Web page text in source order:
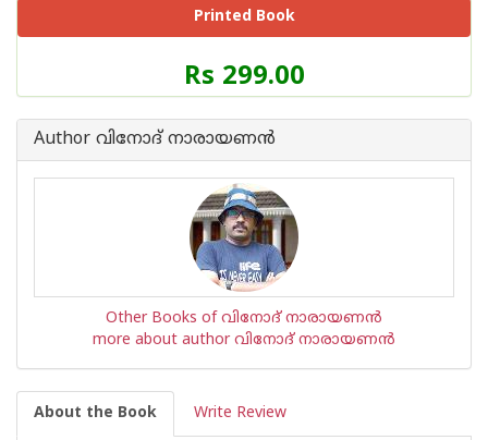
Printed Book
Price
of
Book
Rs 299.00
Author വിനോദ് നാരായണന്‍
Other Books of വിനോദ് നാരായണന്‍
more about author വിനോദ് നാരായണന്‍
About the Book Write Review